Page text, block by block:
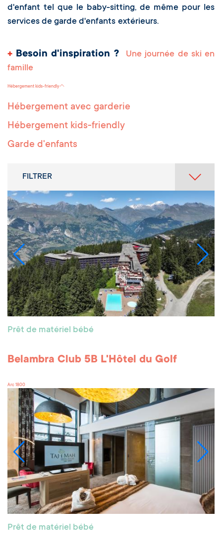
d'enfant tel que le baby-sitting, de même pour les
services de garde d'enfants extérieurs.
+ Besoin d'inspiration ? Une journée de ski en
famille
Hébergement kids-friendly
Hébergement avec garderie
Hébergement kids-friendly
Garde d'enfants
FILTRER
Prêt de matériel bébé
Belambra Club 5B L'Hôtel du Golf
Arc 1800
Prêt de matériel bébé